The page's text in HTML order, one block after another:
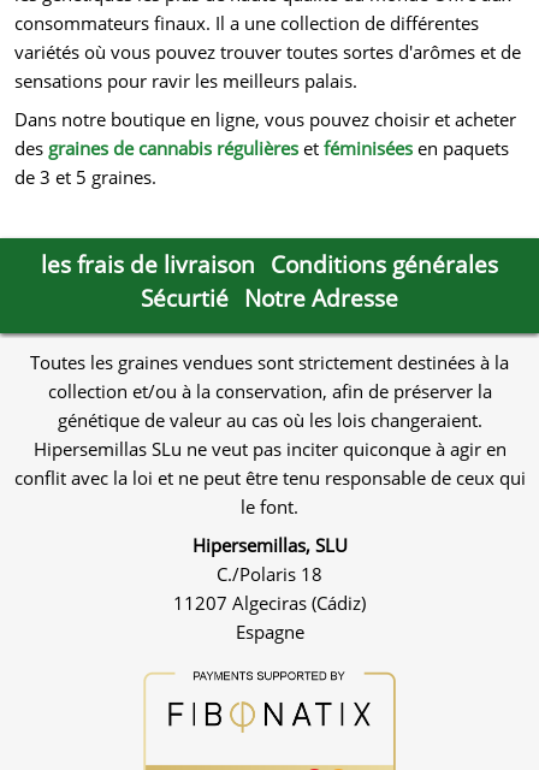
consommateurs finaux. Il a une collection de différentes
variétés où vous pouvez trouver toutes sortes d'arômes et de
sensations pour ravir les meilleurs palais.
Dans notre boutique en ligne, vous pouvez choisir et acheter
des graines de cannabis régulières et féminisées en paquets
de 3 et 5 graines.
les frais de livraison Conditions générales
Sécurtié Notre Adresse
Toutes les graines vendues sont strictement destinées à la
collection et/ou à la conservation, afin de préserver la
génétique de valeur au cas où les lois changeraient.
Hipersemillas SLu ne veut pas inciter quiconque à agir en
conflit avec la loi et ne peut être tenu responsable de ceux qui
le font.
Hipersemillas, SLU
C./Polaris 18
11207 Algeciras (Cádiz)
Espagne